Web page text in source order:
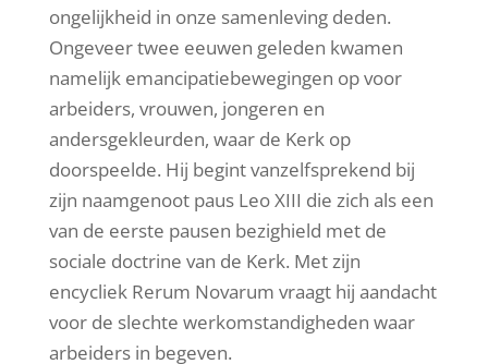
ongelijkheid in onze samenleving deden.
Ongeveer twee eeuwen geleden kwamen
namelijk emancipatiebewegingen op voor
arbeiders, vrouwen, jongeren en
andersgekleurden, waar de Kerk op
doorspeelde. Hij begint vanzelfsprekend bij
zijn naamgenoot paus Leo XIII die zich als een
van de eerste pausen bezighield met de
sociale doctrine van de Kerk. Met zijn
encycliek Rerum Novarum vraagt hij aandacht
voor de slechte werkomstandigheden waar
arbeiders in begeven.